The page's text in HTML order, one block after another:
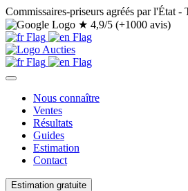
Commissaires-priseurs agréés par l'État -
★ 4,9/5 (+1000 avis)
Nous connaître
Ventes
Résultats
Guides
Estimation
Contact
Estimation gratuite